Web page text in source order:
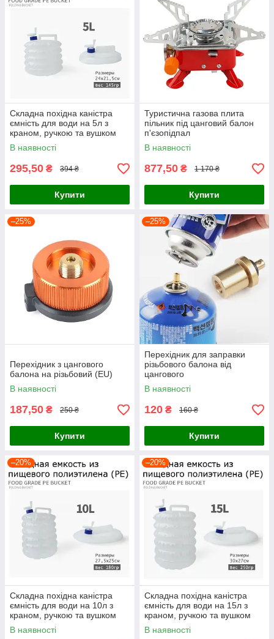
Складна похідна каністра
ємність для води на 5л з
краном, ручкою та вушком
для підвішування.
В наявності
295,50 ₴ 394 ₴
Купити
Туристична газова плита
пільник під цанговий балон
п'єзопідпал
В наявності
877,50 ₴ 1 170 ₴
Купити
–25%
Перехідник з цангового
балона на різьбовий (EU)
В наявності
187,50 ₴ 250 ₴
Купити
–25%
Перехідник для заправки
різьбового балона від
цангового
В наявності
120 ₴ 160 ₴
Купити
–20%
Складна похідна каністра
ємність для води на 10л з
краном, ручкою та вушком
для підвішування.
В наявності
–20%
Складна похідна каністра
ємність для води на 15л з
краном, ручкою та вушком
для підвішування.
В наявності